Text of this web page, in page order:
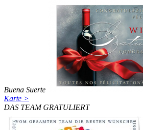
Buena Suerte
Karte >
DAS TEAM GRATULIERT